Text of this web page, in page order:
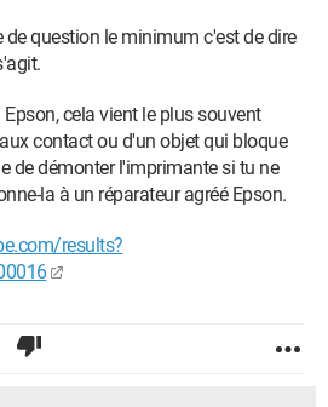
de question le minimum c'est de dire
cela vient le plus souvent
contact ou d'un objet qui bloque
de démonter l'imprimante si tu ne
la à un réparateur agréé Epson.
results?